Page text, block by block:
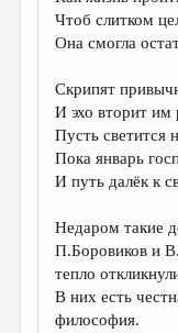
Чтоб слитком
Она смогла
Скрипят
И эхо вторит им
Пусть светится
Пока январь
И путь далёк к
Недаром такие
П.Боровиков и
тепло
В них есть
философия.